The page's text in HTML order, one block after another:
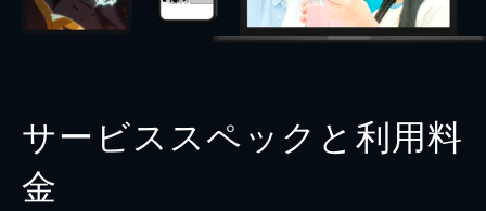
サービススペックと利用料
金